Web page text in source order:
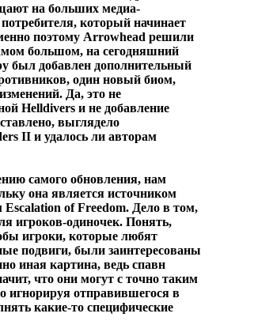
на больших медиа-
который начинает
поэтому Arrowhead решили
большом, на сегодняшний
был добавлен дополнительный
один новый биом,
Да, это не
Helldivers и не добавление
выглядело
II и удалось ли авторам
самого обновления, нам
она является источником
of Freedom. Дело в том,
игроков-одиночек. Понять,
игроки, которые любят
подвиги, были заинтересованы
иная картина, ведь спавн
что они могут с точно таким
игнорируя отправившегося в
какие-то специфические